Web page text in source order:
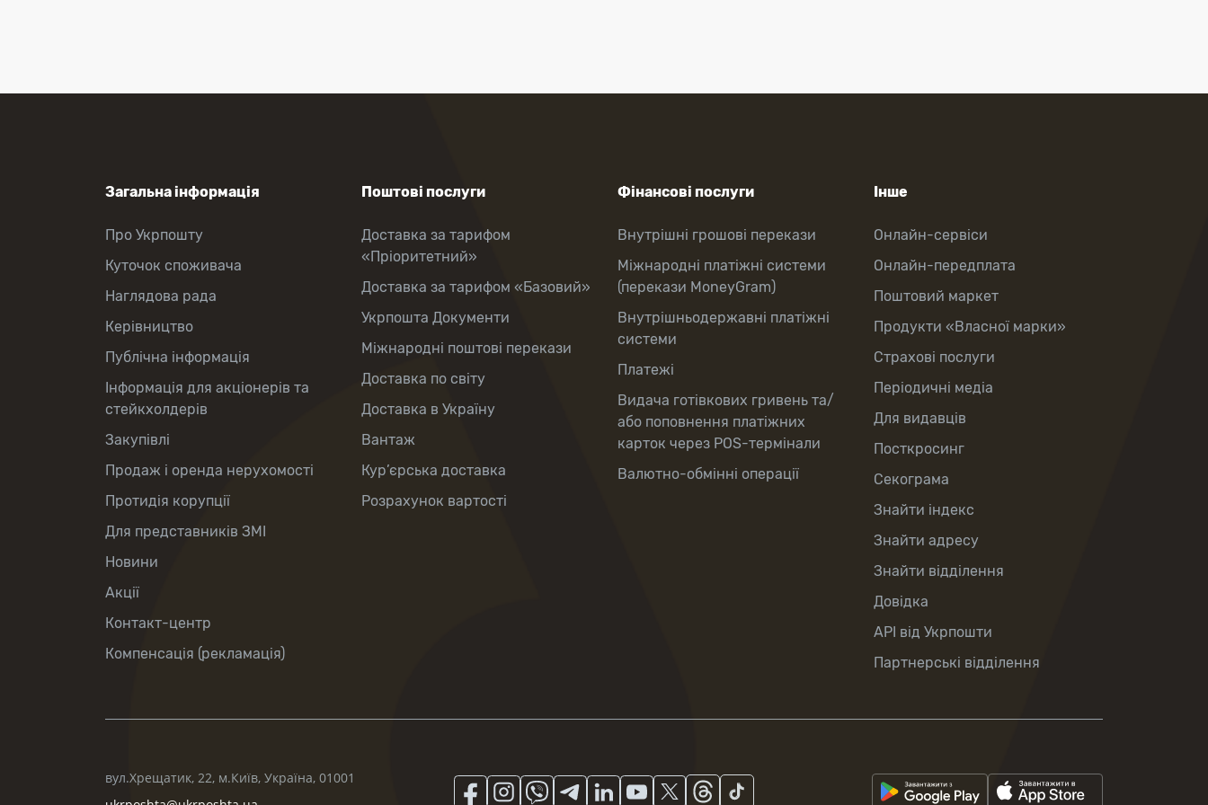
Загальна інформація
Про Укрпошту
Куточок споживача
Наглядова рада
Керівництво
Публічна інформація
Інформація для акціонерів та
стейкхолдерів
Закупівлі
Продаж і оренда нерухомості
Протидія корупції
Для представників ЗМІ
Новини
Акції
Контакт-центр
Компенсація (рекламація)
Поштові послуги
Доставка за тарифом
«Пріоритетний»
Доставка за тарифом «Базовий»
Укрпошта Документи
Міжнародні поштові перекази
Доставка по світу
Доставка в Україну
Вантаж
Кур’єрська доставка
Розрахунок вартості
Фінансові послуги
Внутрішні грошові перекази
Міжнародні платіжні системи
(перекази MoneyGram)
Внутрішньодержавні платіжні
системи
Платежі
Видача готівкових гривень та/
або поповнення платіжних
карток через POS-термінали
Валютно-обмінні операції
Інше
Онлайн-сервіси
Онлайн-передплата
Поштовий маркет
Продукти «Власної марки»
Страхові послуги
Періодичні медіа
Для видавців
Посткросинг
Секограма
Знайти індекс
Знайти адресу
Знайти відділення
Довідка
API від Укрпошти
Партнерські відділення
вул.Хрещатик, 22, м.Київ, Україна, 01001